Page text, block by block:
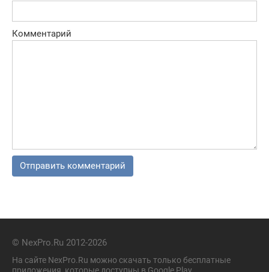
Комментарий
© NexPro.Ru 2012-2026
На сайте NexPro.Ru можно скачать только бесплатные
приложения, которые доступны в Google Play